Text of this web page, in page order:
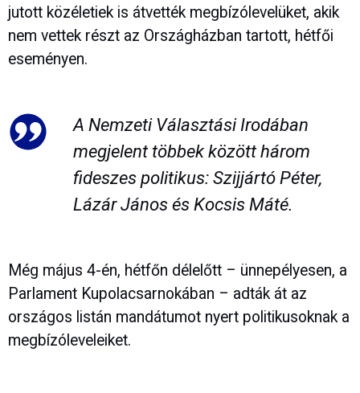
jutott közéletiek is átvették megbízólevelüket, akik
nem vettek részt az Országházban tartott, hétfői
eseményen.
A Nemzeti Választási Irodában
megjelent többek között három
fideszes politikus: Szijjártó Péter,
Lázár János és Kocsis Máté.
Még május 4-én, hétfőn délelőtt – ünnepélyesen, a
Parlament Kupolacsarnokában – adták át az
országos listán mandátumot nyert politikusoknak a
megbízóleveleiket.